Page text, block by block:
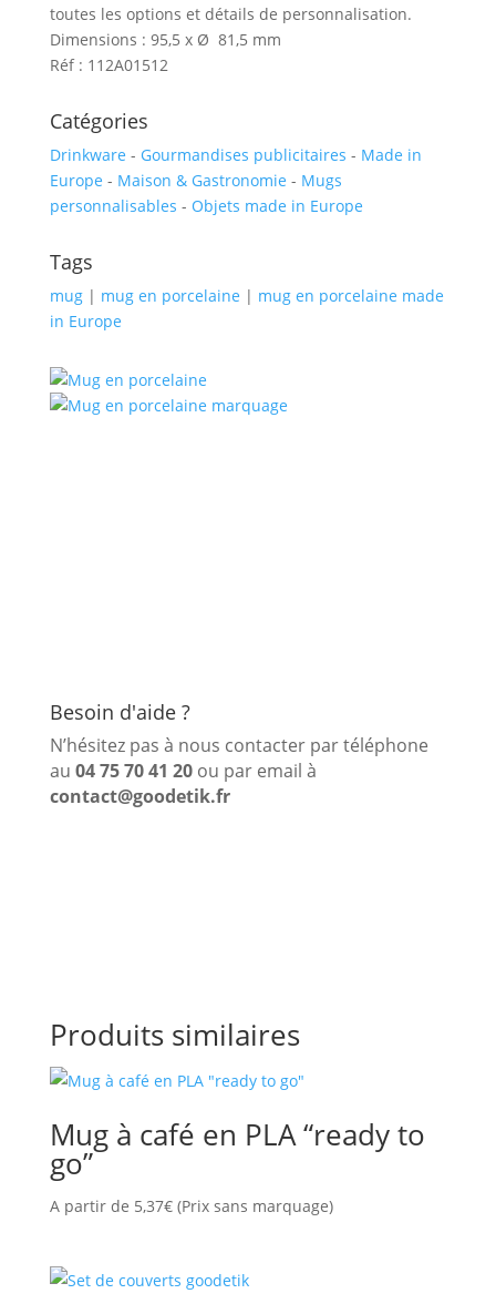
toutes les options et détails de personnalisation.
Dimensions : 95,5 x Ø 81,5 mm
Réf : 112A01512
Catégories
Drinkware - Gourmandises publicitaires - Made in
Europe - Maison & Gastronomie - Mugs
personnalisables - Objets made in Europe
Tags
mug| mug en porcelaine | mug en porcelaine made
in Europe
Besoin d'aide ?
N’hésitez pas à nous contacter par téléphone
au 04 75 70 41 20 ou par email à
contact@goodetik.fr
Produits similaires
Mug à café en PLA “ready to
go”
A partir de 5,37€(Prix sans marquage)